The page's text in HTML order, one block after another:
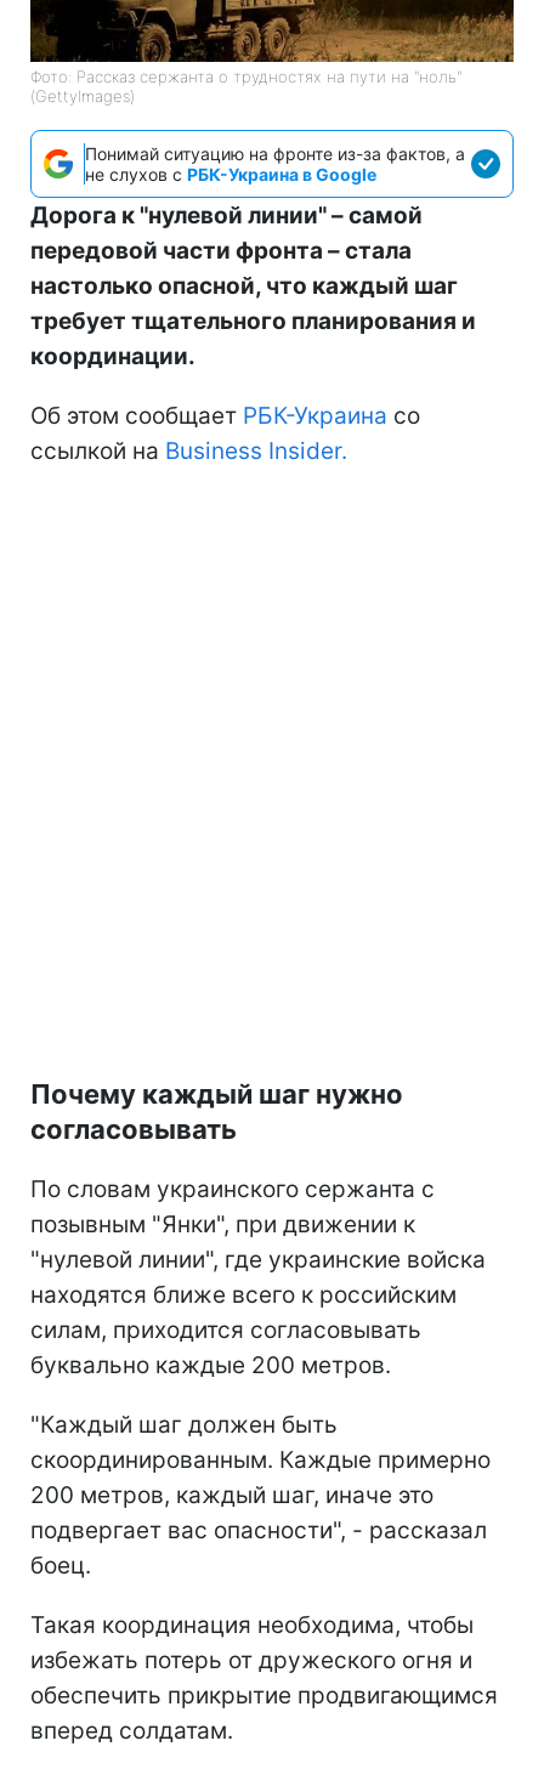
Фото: Рассказ сержанта о трудностях на пути на "ноль"
(GettyImages)
Понимай ситуацию на фронте из-за фактов, а
не слухов с РБК-Украина в Google
Дорога к "нулевой линии" – самой
передовой части фронта – стала
настолько опасной, что каждый шаг
требует тщательного планирования и
координации.
Об этом сообщает РБК-Украина со
ссылкой на Business Insider.
Почему каждый шаг нужно
согласовывать
По словам украинского сержанта с
позывным "Янки", при движении к
"нулевой линии", где украинские войска
находятся ближе всего к российским
силам, приходится согласовывать
буквально каждые 200 метров.
"Каждый шаг должен быть
скоординированным. Каждые примерно
200 метров, каждый шаг, иначе это
подвергает вас опасности", - рассказал
боец.
Такая координация необходима, чтобы
избежать потерь от дружеского огня и
обеспечить прикрытие продвигающимся
вперед солдатам.